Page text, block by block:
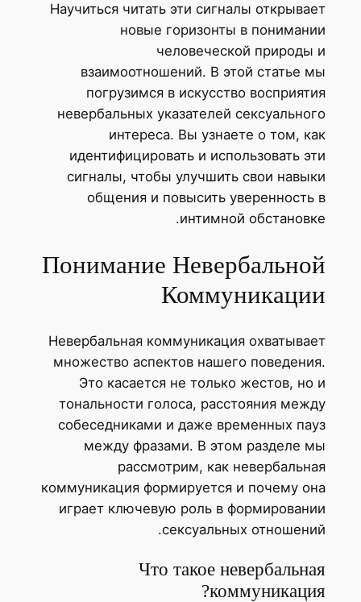
Научиться читать эти сигналы открывает
новые горизонты в понимании
человеческой природы и
взаимоотношений. В этой статье мы
погрузимся в искусство восприятия
невербальных указателей сексуального
интереса. Вы узнаете о том, как
идентифицировать и использовать эти
сигналы, чтобы улучшить свои навыки
общения и повысить уверенность в
интимной обстановке.
Понимание Невербальной
Коммуникации
Невербальная коммуникация охватывает
множество аспектов нашего поведения.
Это касается не только жестов, но и
тональности голоса, расстояния между
собеседниками и даже временных пауз
между фразами. В этом разделе мы
рассмотрим, как невербальная
коммуникация формируется и почему она
играет ключевую роль в формировании
сексуальных отношений.
Что такое невербальная
коммуникация?